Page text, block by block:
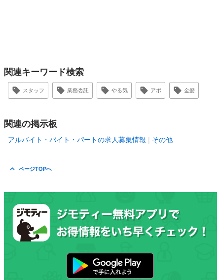
関連キーワード検索
スタッフ 業務委託 やる気 アポ 金髪
関連の掲示板
アルバイト・バイト・パートの求人募集情報 その他
ページTOPへ